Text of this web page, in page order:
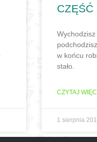
CZĘŚĆ
w końcu
stało.
CZYTAJ
1 sierpnia